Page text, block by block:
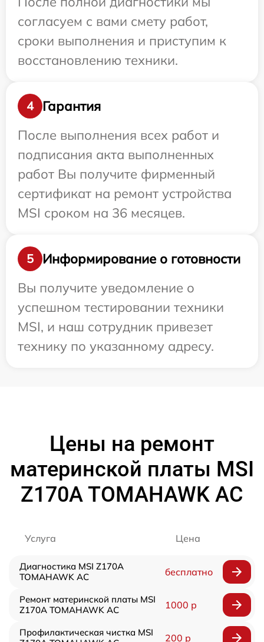
согласуем с вами смету работ,
сроки выполнения и приступим к
восстановлению техники.
4
Гарантия
После выполнения всех работ и
подписания акта выполненных
работ Вы получите фирменный
сертификат на ремонт устройства
MSI сроком на 36 месяцев.
5
Информирование о готовности
Вы получите уведомление о
успешном тестировании техники
MSI, и наш сотрудник привезет
технику по указанному адресу.
Цены на ремонт
материнской платы MSI
Z170A TOMAHAWK AC
Услуга Цена
Диагностика MSI Z170A
TOMAHAWK AC
бесплатно
Ремонт материнской платы MSI
Z170A TOMAHAWK AC
1000 р
Профилактическая чистка MSI
200 р